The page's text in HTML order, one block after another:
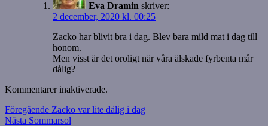
Eva Dramin skriver:
2 december, 2020 kl. 00:25
Zacko har blivit bra i dag. Blev bara mild mat i dag till
honom.
Men visst är det oroligt när våra älskade fyrbenta mår
dålig?
Kommentarer inaktiverade.
Inläggsnavigering
Föregående Föregående
inlägg:
Zacko var lite dålig i dag
Nästa Nästa
Sommarsol